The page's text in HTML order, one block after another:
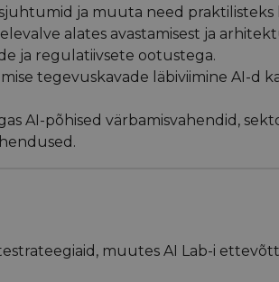
ja muuta need praktilisteks
alates avastamisest ja
ja regulatiivsete ootustega.
tegevuskavade läbiviimine AI-d
AI-põhised värbamisvahendid,
muutes AI Lab-i